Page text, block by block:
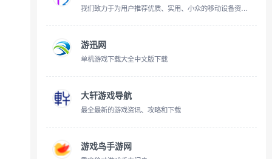
我们致力于为用户推荐优质、实用、小众的移动设备资源，在这里发现好用的应用、游戏等，提升您的数字生活体验。
游迅网
单机游戏下载大全中文版下载
大轩游戏导航
最全最新的游戏资讯、攻略和下载
游戏鸟手游网